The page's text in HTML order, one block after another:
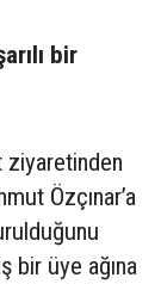
bir
ziyaretinden
Özçınar’a
bir üye ağına